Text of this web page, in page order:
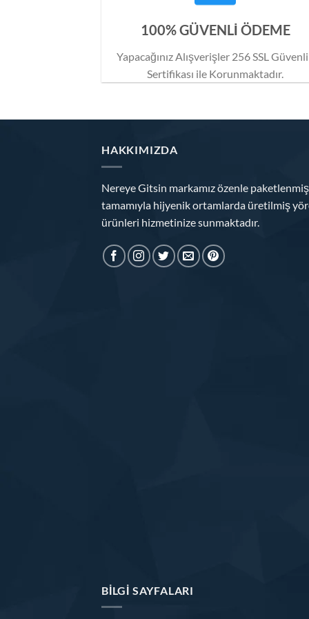
100% GÜVENLİ ÖDEME
Yapacağınız Alışverişler 256 SSL
Sertifikası ile Korunmaktadır.
HAKKIMIZDA
Nereye Gitsin markamız özenle paketlenmiş
tamamıyla hijyenik ortamlarda üretilmiş
ürünleri hizmetinize sunmaktadır.
BILGI SAYFALARI